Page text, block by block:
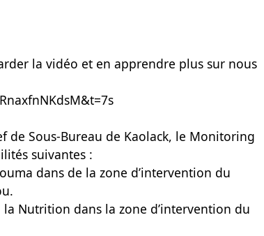
la vidéo et en apprendre plus sur nous
de Sous-Bureau de Kaolack, le Monitoring
suivantes :
dans de la zone d’intervention du
la Nutrition dans la zone d’intervention du